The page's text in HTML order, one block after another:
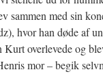
sammen med sin
hvor han døde af
Kurt overlevede og
mor – begik